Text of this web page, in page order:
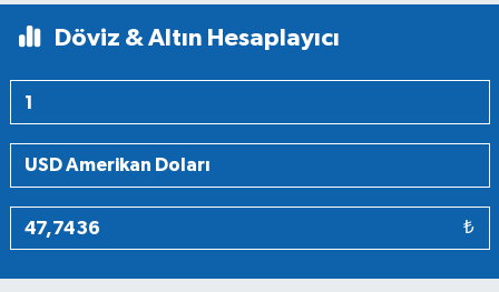
Döviz & Altın Hesaplayıcı
₺